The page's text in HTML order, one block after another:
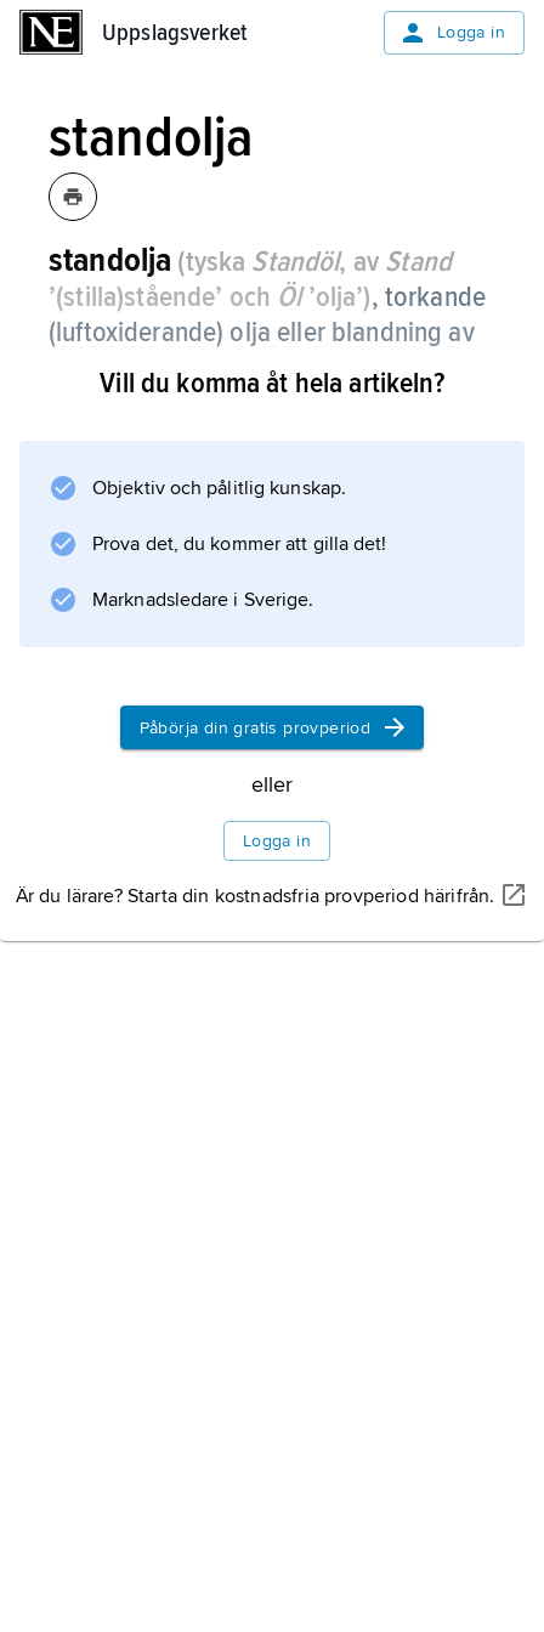
Uppslagsverket Logga in
standolja
standolja (tyska Standöl, av Stand
’(stilla)stående’ och Öl’olja’), torkande
(luftoxiderande) olja eller blandning av
oljor som genom värmebehandling
undergått viss polymerisation och fått
Standolja används som bindemedel i
vid minst 10 % tillsats ger olje- och
alkydoljefärger högre glans och
Information om artikeln
Vill du komma åt hela artikeln?
Objektiv och pålitlig kunskap.
Prova det, du kommer att gilla det!
Marknadsledare i Sverige.
Påbörja din gratis provperiod
eller
Logga in
Är du lärare? Starta din kostnadsfria provperiod härifrån.